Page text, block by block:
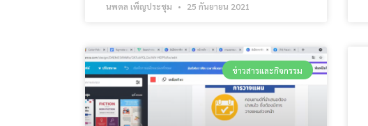
นพดล เพ็ญประชุม 25 กันยายน 2021
ข่าวสารและกิจกรรม